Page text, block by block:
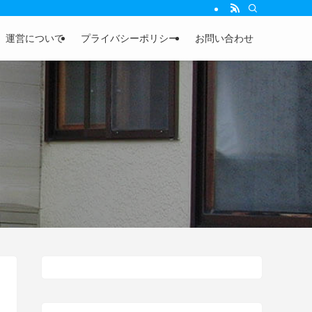
運営について プライバシーポリシー お問い合わせ